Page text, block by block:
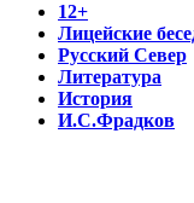
12+
Лицейские
Русский Север
Литература
История
И.С.Фрадков